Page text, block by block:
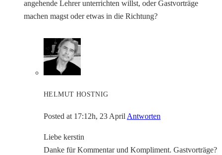
angehende Lehrer unterrichten willst, oder Gastvorträge
machen magst oder etwas in die Richtung?
HELMUT HOSTNIG
Posted at 17:12h, 23 April Antworten
Liebe kerstin
Danke für Kommentar und Kompliment. Gastvorträge?